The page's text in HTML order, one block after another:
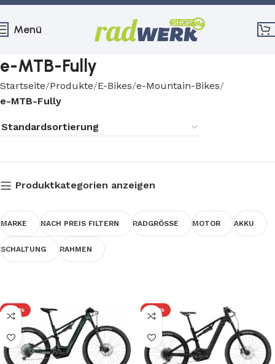
Menü
e-MTB-Fully
Startseite Produkte E-Bikes e-Mountain-Bikes
e-MTB-Fully
Produktkategorien anzeigen
MARKE NACH PREIS FILTERN RADGRÖSSE MOTOR AKKU
SCHALTUNG RAHMEN
-28% -25%